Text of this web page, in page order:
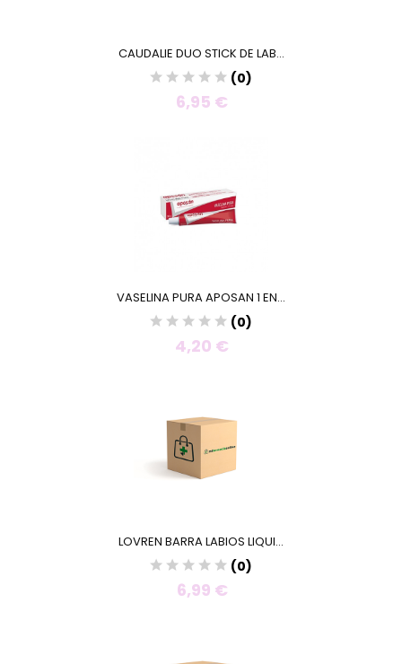
CAUDALIE DUO STICK DE LAB...
(0)
6,95 €
VASELINA PURA APOSAN 1 EN...
(0)
4,20 €
LOVREN BARRA LABIOS LIQUI...
(0)
6,99 €